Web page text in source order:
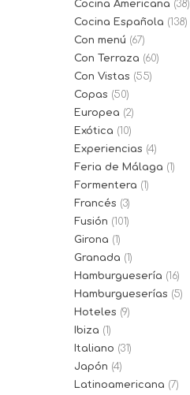
Cocina Americana (38)
Cocina Española (138)
Con menú (67)
Con Terraza (60)
Con Vistas (55)
Copas (50)
Europea (2)
Exótica (10)
Experiencias (4)
Feria de Málaga (1)
Formentera (1)
Francés (3)
Fusión (101)
Girona (1)
Granada (1)
Hamburguesería (16)
Hamburgueserías (5)
Hoteles (9)
Ibiza (1)
Italiano (31)
Japón (4)
Latinoamericana (7)